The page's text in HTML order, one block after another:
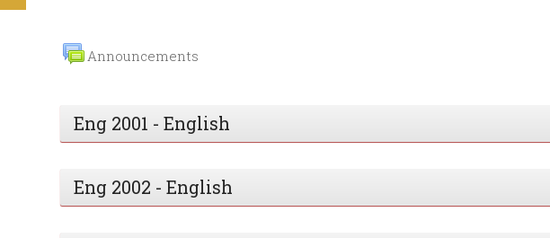
Announcements
Eng 2001 - English
Eng 2002 - English